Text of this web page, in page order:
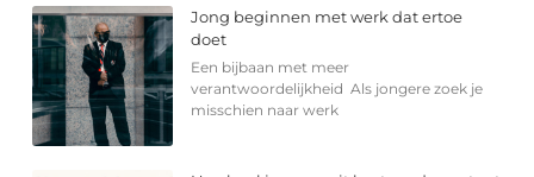
Jong beginnen met werk dat ertoe
doet
Een bijbaan met meer
verantwoordelijkheid Als jongere zoek je
misschien naar werk